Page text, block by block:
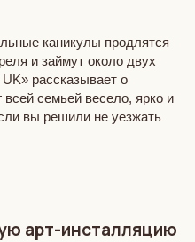
каникулы продлятся
и займут около двух
рассказывает о
всей семьей весело, ярко и
вы решили не уезжать
арт-инсталляцию